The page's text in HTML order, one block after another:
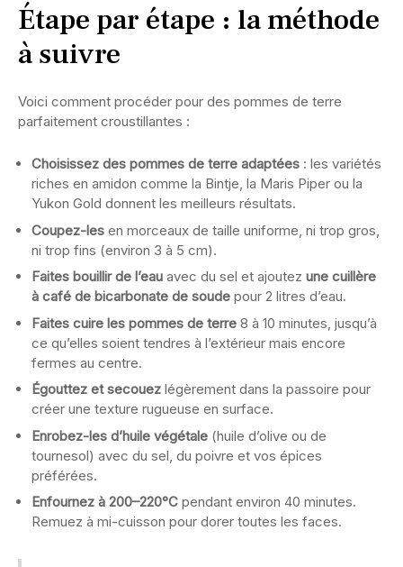
Étape par étape : la méthode
à suivre
Voici comment procéder pour des pommes de terre
parfaitement croustillantes :
Choisissez des pommes de terre adaptées : les variétés
riches en amidon comme la Bintje, la Maris Piper ou la
Yukon Gold donnent les meilleurs résultats.
Coupez-les en morceaux de taille uniforme, ni trop gros,
ni trop fins (environ 3 à 5 cm).
Faites bouillir de l’eau avec du sel et ajoutez une cuillère
à café de bicarbonate de soude pour 2 litres d’eau.
Faites cuire les pommes de terre 8 à 10 minutes, jusqu’à
ce qu’elles soient tendres à l’extérieur mais encore
fermes au centre.
Égouttez et secouez légèrement dans la passoire pour
créer une texture rugueuse en surface.
Enrobez-les d’huile végétale (huile d’olive ou de
tournesol) avec du sel, du poivre et vos épices
préférées.
Enfournez à 200–220°C pendant environ 40 minutes.
Remuez à mi-cuisson pour dorer toutes les faces.